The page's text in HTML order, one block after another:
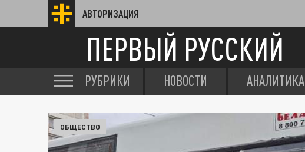
АВТОРИЗАЦИЯ
ПЕРВЫЙ РУССКИЙ
РУБРИКИ НОВОСТИ АНАЛИТИКА
ОБЩЕСТВО